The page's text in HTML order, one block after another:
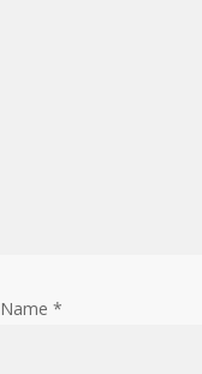
Name *